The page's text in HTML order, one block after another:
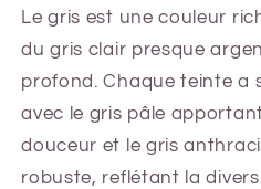
Le gris est une couleur
du gris clair presque
profond. Chaque teinte a
avec le gris pâle
douceur et le gris
robuste, reflétant la